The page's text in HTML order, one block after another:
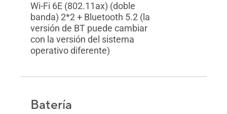
Wi-Fi 6E (802.11ax) (doble
banda) 2*2 + Bluetooth 5.2 (la
versión de BT puede cambiar
con la versión del sistema
operativo diferente)
Batería